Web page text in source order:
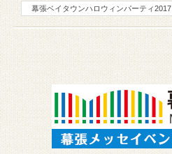
幕張ベイタウンハロウィンパーティ2017